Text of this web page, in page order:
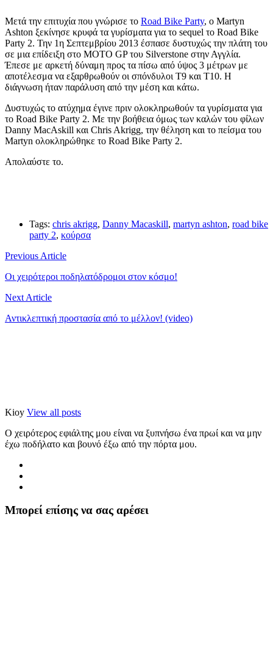
Μετά την επιτυχία που γνώρισε το Road Bike Party, o Martyn
Ashton ξεκίνησε κρυφά τα γυρίσματα για το sequel το Road Bike
Party 2. Την 1η Σεπτεμβρίου 2013 έσπασε δυστυχώς την πλάτη του
σε μια επίδειξη στο MOTO GP του Silverstone στην Αγγλία.
Έπεσε με αρκετή δύναμη προς τα πίσω από ύψος 3 μέτρων με
αποτέλεσμα να εξαρθρωθούν οι σπόνδυλοι Τ9 και Τ10. Η
διάγνωση ήταν παράλυση από την μέση και κάτω.
Δυστυχώς το ατύχημα έγινε πριν ολοκληρωθούν τα γυρίσματα για
το Road Bike Party 2. Με την βοήθεια όμως των καλών του φίλων
Danny MacAskill και Chris Akrigg, την θέληση και το πείσμα του
Martyn ολοκληρώθηκε το Road Bike Party 2.
Απολαύστε το.
Tags: chris akrigg, Danny Macaskill, martyn ashton, road bike
party 2, κούρσα
Previous Article
Οι χειρότεροι ποδηλατόδρομοι στον κόσμο!
Next Article
Αντικλεπτική προστασία από το μέλλον! (video)
Kioy View all posts
Ο χειρότερος εφιάλτης μου είναι να ξυπνήσω ένα πρωί και να μην
έχω ποδήλατο και βουνό έξω από την πόρτα μου.
Μπορεί επίσης να σας αρέσει